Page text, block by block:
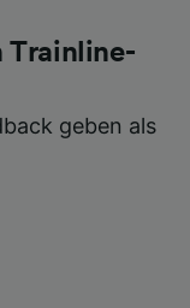
Trainline-
geben als